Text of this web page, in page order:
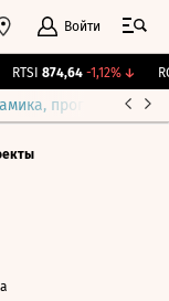
Войти
RTSI 874,64 -1,12%↓
прогнозы